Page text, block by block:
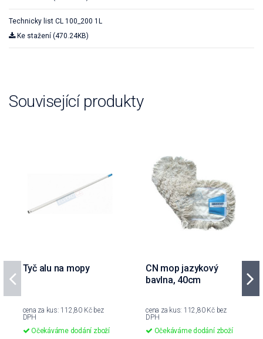
Technicky list CL 100_200 1L
Ke stažení (470.24KB)
Související produkty
Tyč alu na mopy
cena za kus: 112,80 Kč bez
DPH
Očekáváme dodání zboží
CN mop jazykový
bavlna, 40cm
cena za kus: 112,80 Kč bez
DPH
Očekáváme dodání zboží